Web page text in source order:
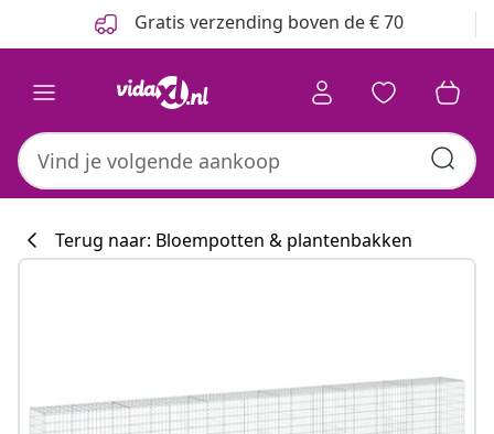
Gratis verzending boven de € 70
Terug naar: Bloempotten & plantenbakken